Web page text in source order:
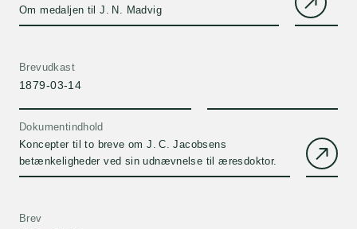
Om medaljen til J. N. Madvig
Brevudkast
1879-03-14
Dokumentindhold
Koncepter til to breve om J. C. Jacobsens
betænkeligheder ved sin udnævnelse til æresdoktor.
Brev